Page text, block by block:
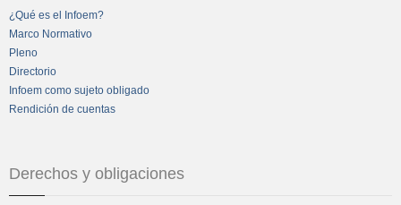
¿Qué es el Infoem?
Marco Normativo
Pleno
Directorio
Infoem como sujeto obligado
Rendición de cuentas
Derechos y obligaciones